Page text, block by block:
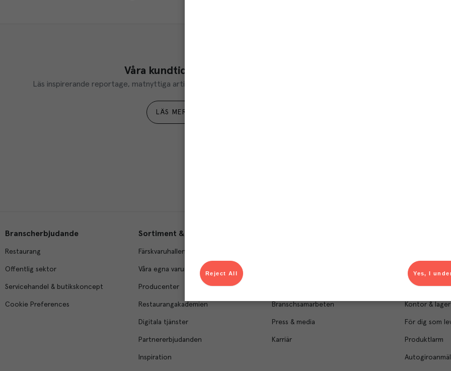
Våra kundtidningar
Läs inspirerande reportage, matnyttiga artiklar och ta del av aktuella kampanjer.
LÄS MER
Du som är Menigo-
Branscherbjudande
Restaurang
Offentlig sektor
Servicehandel & butikskoncept
Cookie Preferences
Sortiment & tjänster
Färskvaruhallen
Våra egna varumärken
Producenter
Restaurangakademien
Digitala tjänster
Partnererbjudanden
Inspiration
Branschsamarbeten
Press & media
Karriär
Kundservice
Säljavdelning
Kontor & lager
För dig som
Produktlarm
Yes, I
Reject All